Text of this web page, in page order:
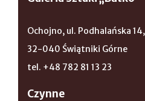
Ochojno, ul. Podhalańska 14,
32-040 Świątniki Górne
tel. +48 782 81 13 23
Czynne